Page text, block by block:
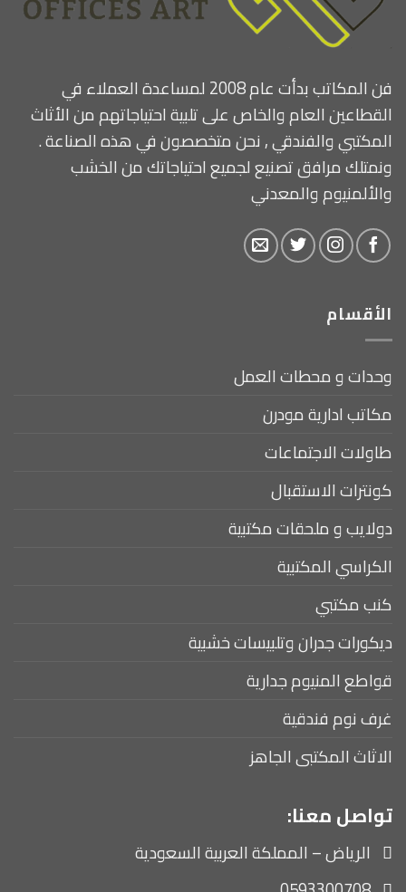
فن المكاتب بدأت عام 2008 لمساعدة العملاء في
القطاعين العام والخاص على تلبية احتياجاتهم من الأثاث
المكتبي والفندقي , نحن متخصصون في هذه الصناعة .
ونمتلك مرافق تصنيع لجميع احتياجاتك من الخشب
والألمنيوم والمعدني
الأقسام
وحدات و محطات العمل
مكاتب ادارية مودرن
طاولات الاجتماعات
كونترات الاستقبال
دولايب و ملحقات مكتبية
الكراسي المكتبية
كنب مكتبي
ديكورات جدران وتلبيسات خشبية
قواطع المنيوم جدارية
غرف نوم فندقية
الاثاث المكتبى الجاهز
تواصل معنا:
الرياض – المملكة العربية السعودية